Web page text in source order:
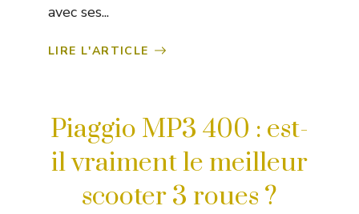
avec ses...
LIRE L'ARTICLE
Piaggio MP3 400 : est-
il vraiment le meilleur
scooter 3 roues ?